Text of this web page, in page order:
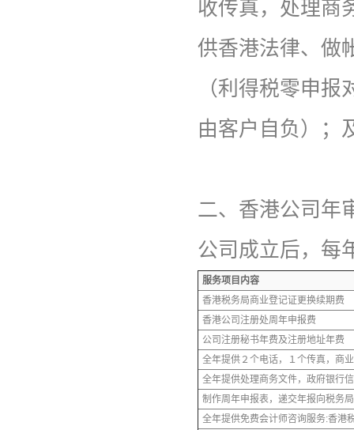
收传真，处理商
供香港法律、做
（利得税零申
由客户自负）；
二、香港公司年
公司成立后，每
服务项目内容
香港税务局商业登记证更换续期费
香港公司注册处周年申报费
公司注册秘书年费及注册地址年费
全年提供２个电话，１个传真，商
全年提供处理商务文件，政府银行
制作周年申报表，递交年报向税务
全年提供免费会计师咨询服务:香港